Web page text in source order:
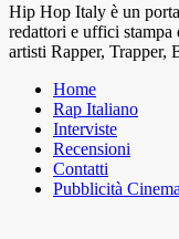
Hip Hop Italy è un
redattori e uffici
artisti Rapper, Trapper,
Home
Rap Italiano
Interviste
Recensioni
Contatti
Pubblicità Cinema